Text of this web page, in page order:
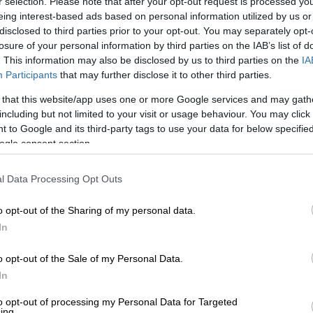
interest-based ads based on personal information utilized by us
to third parties prior to your opt-out. You may separately
of your personal information by third parties on the IAB’s list of
This information may also be disclosed by us to third parties on the
Participants that may further disclose it to other third parties.
that this website/app uses one or more Google services and may
but not limited to your visit or usage behaviour. You may
to Google and its third-party tags to use your data for below
consent section.
Data Processing Opt Outs
opt-out of the Sharing of my personal data.
opt-out of the Sale of my Personal Data.
opt-out of processing my Personal Data for Targeted
το ΕΘΝΟΣ στη Google
πουεπικαλέστηκαν επείγουσα ανάγκη
ότι η κόρη της ηλικιωμένης είχε
χειρουργική επέμβαση
το ποσό των 1.000 ευρώ.